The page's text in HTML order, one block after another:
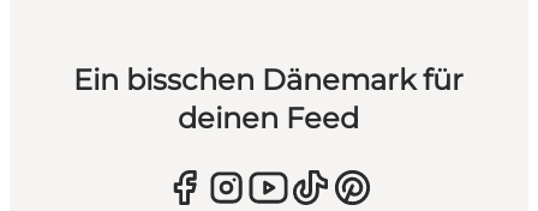
Ein bisschen Dänemark für
deinen Feed